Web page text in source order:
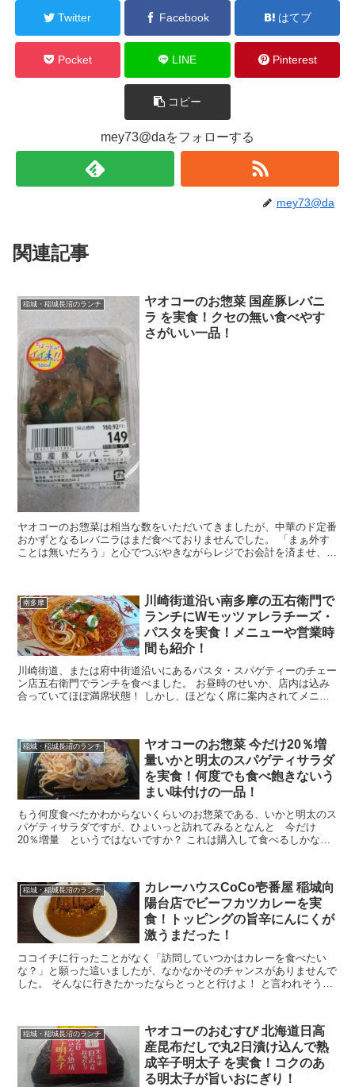
Twitter Facebook はてブ
Pocket LINE Pinterest
コピー
mey73@daをフォローする
mey73@da
関連記事
稲城・稲城長沼のランチ
ヤオコーのお惣菜 国産豚レバニ
ラ を実食！クセの無い食べやす
さがいい一品！
ヤオコーのお惣菜は相当な数をいただいてきましたが、中華のド定番
おかずとなるレバニラはまだ食べておりませんでした。 「まぁ外す
ことは無いだろう」と心でつぶやきながらレジでお会計を済ませ、家
南多摩
川崎街道沿い南多摩の五右衛門で
ランチにWモッツァレラチーズ・
パスタを実食！メニューや営業時
間も紹介！
川崎街道、または府中街道沿いにあるパスタ・スパゲティーのチェー
ン店五右衛門でランチを食べました。 お昼時のせいか、店内は込み
合っていてほぼ満席状態！ しかし、ほどなく席に案内されてメニュ
稲城・稲城長沼のランチ
ヤオコーのお惣菜 今だけ20％増
量いかと明太のスパゲティサラダ
を実食！何度でも食べ飽きないう
まい味付けの一品！
もう何度食べたかわからないくらいのお惣菜である、いかと明太のス
パゲティサラダですが、ひょいっと訪れてみるとなんと 今だけ
20％増量 というではないですか？ これは購入して食べるしかない
稲城・稲城長沼のランチ
カレーハウスCoCo壱番屋 稲城向
陽台店でビーフカツカレーを実
食！トッピングの旨辛にんにくが
激うまだった！
ココイチに行ったことがなく「訪問していつかはカレーを食べたい
な？」と願った這いましたが、なかなかそのチャンスがありませんで
した。 そんなに行きたかったならとっとと行けよ！ と言われそうで
稲城・稲城長沼のランチ
ヤオコーのおむすび 北海道日高
産昆布だしで丸2日漬け込んで熟
成辛子明太子 を実食！コクのあ
る明太子が旨いおにぎり！